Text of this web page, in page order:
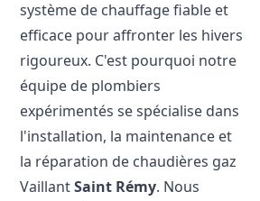
système de chauffage fiable et
efficace pour affronter les hivers
rigoureux. C'est pourquoi notre
équipe de plombiers
expérimentés se spécialise dans
l'installation, la maintenance et
la réparation de chaudières gaz
VaillantSaint Rémy. Nous